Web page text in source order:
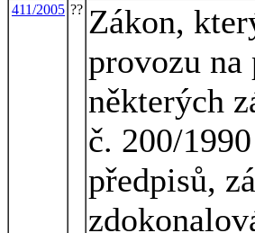
411/2005 ?? Zákon,
provozu na
některých
č. 200/
předpisů,